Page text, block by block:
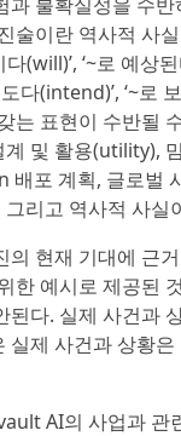
술이란 역사적 사
다(will)’, ‘~로 예
다(intend)’, ‘~로
는 표현이 수반될
및 활용(utility),
포 계획, 글로벌
리고 역사적 사
의 현재 기대에 근
한 예시로 제공된
된다. 실제 사건과
실제 사건과 상황
AI의 사업과 관